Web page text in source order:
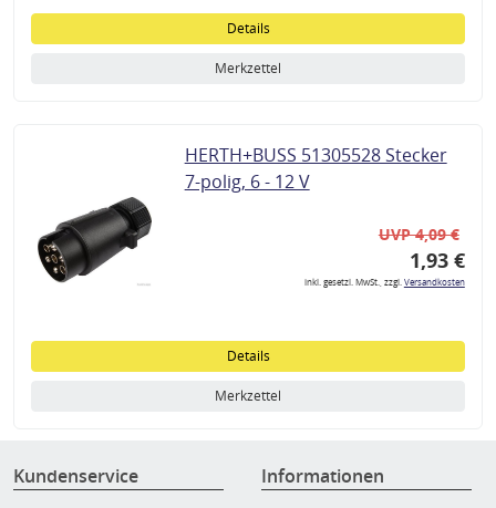
Details
Merkzettel
HERTH+BUSS 51305528 Stecker
7-polig, 6 - 12 V
UVP 4,09 €
1,93 €
inkl. gesetzl. MwSt., zzgl.Versandkosten
Details
Merkzettel
Kundenservice Informationen